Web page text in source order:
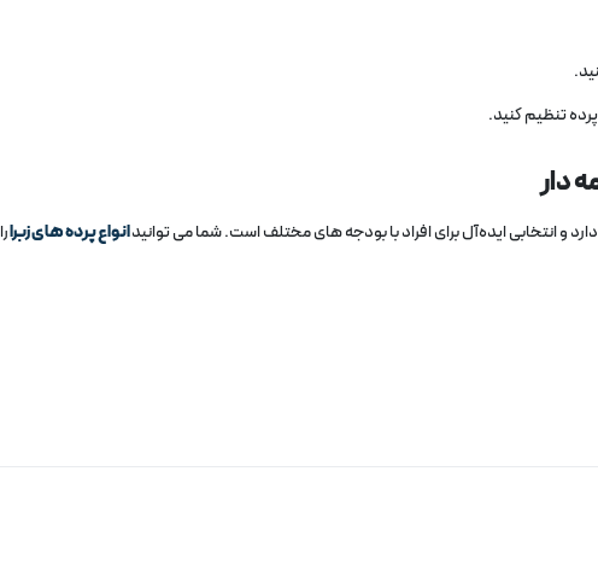
پرده تنظیم کنید.
دار
و انتخابی ایده‌آل برای افراد با بودجه‌ های مختلف است. شما می توانیدانواع پرده های زبرا